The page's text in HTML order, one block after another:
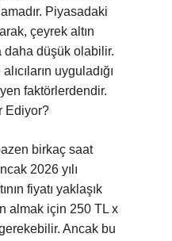
Piyasadaki
çeyrek altın
daha düşük olabilir.
uyguladığı
faktörlerdendir.
Ediyor?
birkaç saat
2026 yılı
fiyatı yaklaşık
almak için 250 TL x
Ancak bu